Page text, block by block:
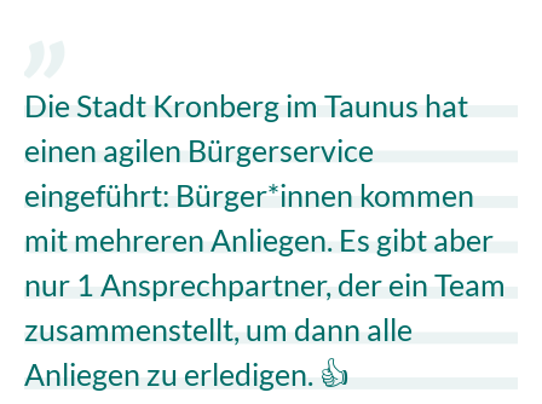
Die Stadt Kronberg im Taunus hat
einen agilen Bürgerservice
eingeführt: Bürger*innen kommen
mit mehreren Anliegen. Es gibt aber
nur 1 Ansprechpartner, der ein Team
zusammenstellt, um dann alle
Anliegen zu erledigen. 👍